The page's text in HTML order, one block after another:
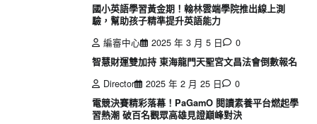
國小英語學習黃金期！翰林雲端學院推出線上測
驗，幫助孩子精準提升英語能力
編審中心
2025 年 3 月 5 日
0
智慧財運雙加持 東海龍門天聖宮文昌法會倒數報名
Director
2025 年 2 月 25 日
0
電競決賽精彩落幕！PaGamO 閱讀素養平台燃起學
習熱潮 破百名觀眾高雄見證巔峰對決